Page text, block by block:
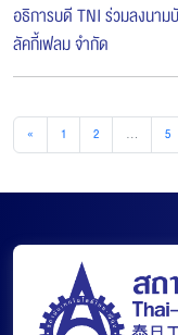
อธิการบดี TNI ร่วมลงนา
ลัคกี้เฟลม จำกัด
« 1 2 ... 5